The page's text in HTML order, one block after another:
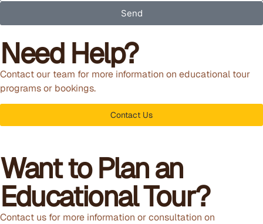
Send
Need Help?
Contact our team for more information on educational tour
programs or bookings.
Contact Us
Want to Plan an
Educational Tour?
Contact us for more information or consultation on